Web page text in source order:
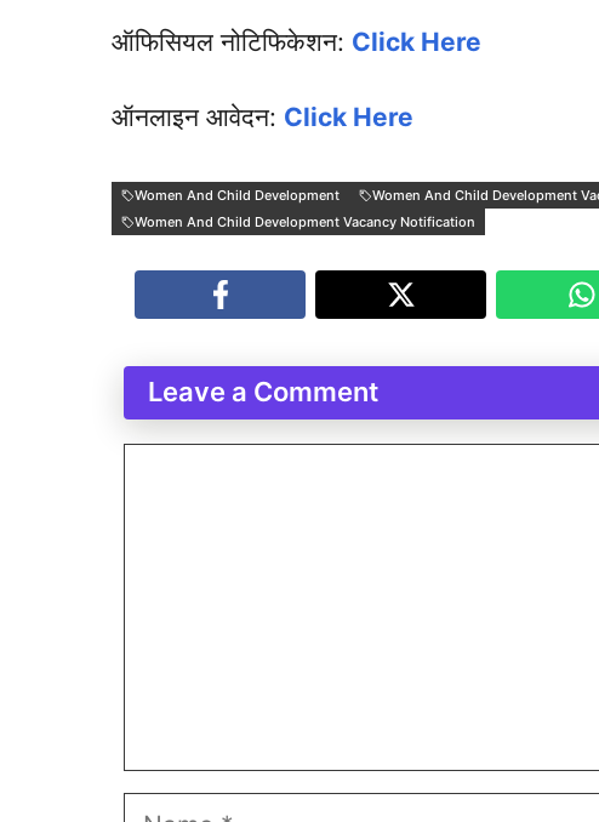
ऑफिसियल नोटिफिकेशन: Click Here
ऑनलाइन आवेदन: Click Here
Women And Child Development Women And Child Development
Women And Child Development Vacancy Notification
Leave a Comment
Name